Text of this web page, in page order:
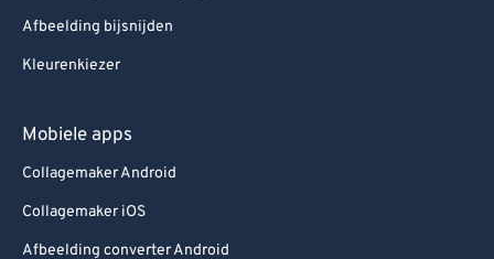
Afbeelding bijsnijden
Kleurenkiezer
Mobiele apps
Collagemaker Android
Collagemaker iOS
Afbeelding converter Android